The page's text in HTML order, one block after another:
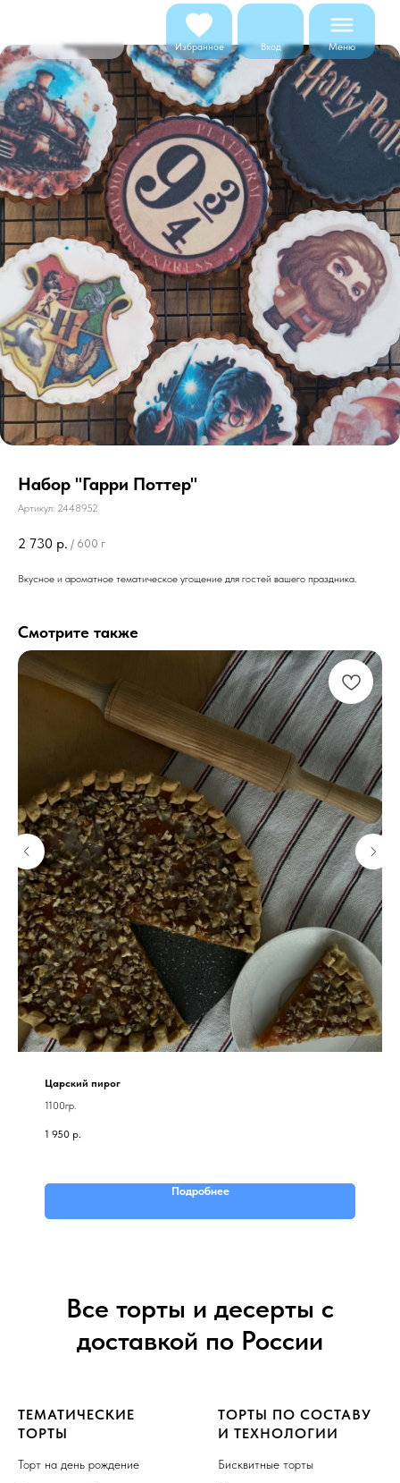
Меню
Вход
Избранное
Набор "Гарри Поттер"
Артикул: 2448952
2 730 р. / 600 г
Вкусное и ароматное тематическое угощение для гостей вашего праздника.
Смотрите также
Царский пирог
1100гр.
1 950 р.
Подробнее
Все торты и десерты с
доставкой по России
ТЕМАТИЧЕСКИЕ
ТОРТЫ
Торт на день рождение
ТОРТЫ ПО СОСТАВУ
И ТЕХНОЛОГИИ
Бисквитные торты